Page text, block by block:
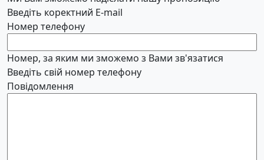
Введіть коректний E-mail
Номер телефону
Номер, за яким ми зможемо з Вами зв'язатися
Введіть свій номер телефону
Повідомлення